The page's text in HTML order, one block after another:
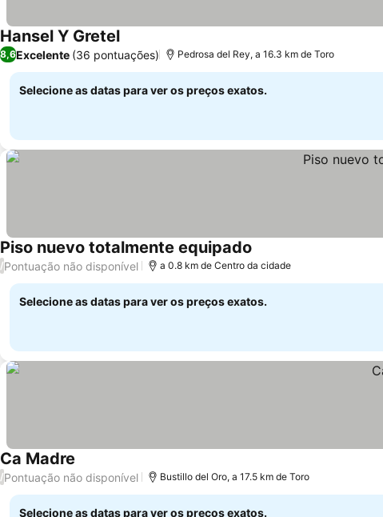
Hansel Y Gretel
8,6Excelente (36 pontuações) Pedrosa del Rey, a 16.3 km de Toro
Selecione as datas para ver os preços exatos.
Piso nuevo totalmente equipado
/Pontuação não disponível a 0.8 km de Centro da cidade
Selecione as datas para ver os preços exatos.
Ca Madre
/Pontuação não disponível Bustillo del Oro, a 17.5 km de Toro
Selecione as datas para ver os preços exatos.